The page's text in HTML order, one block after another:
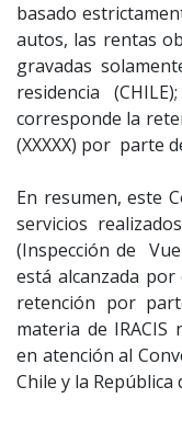
basado
autos, las rentas
gravadas
residencia
corresponde la
(XXXXX) por parte
En resumen, este
servicios
(Inspección de
está alcanzada
retención por
materia de
en atención al
Chile y la República